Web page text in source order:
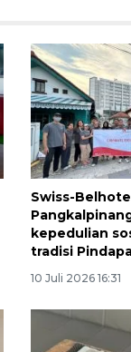
Swiss-
kepedulian
tradisi
10 Juli 2026 16:31